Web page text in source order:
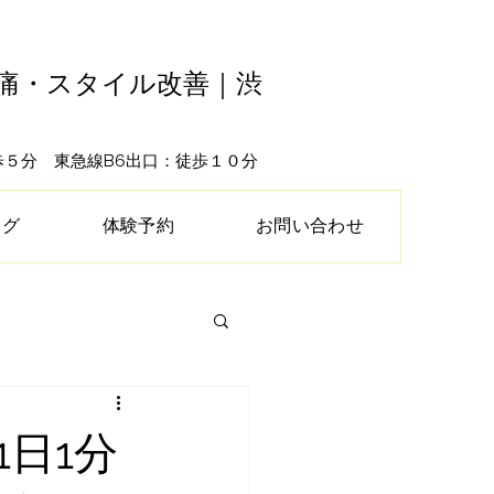
・スタイル改善｜渋
５分 東急線B6出口：徒歩１０分
体験予約 お問い合わせ
1分